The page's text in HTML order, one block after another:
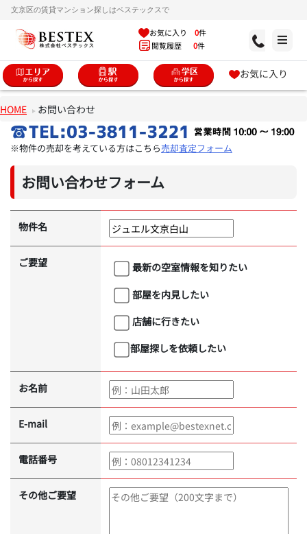
文京区の賃貸マンション探しはベステックスで
お気に入り 0件
閲覧履歴 0件
お気に入り
HOME お問い合わせ
※物件の売却を考えている方はこちら売却査定フォーム
お問い合わせフォーム
物件名
ご要望
最新の空室情報を知りたい
部屋を内見したい
店舗に行きたい
部屋探しを依頼したい
お名前
E-mail
電話番号
その他ご要望